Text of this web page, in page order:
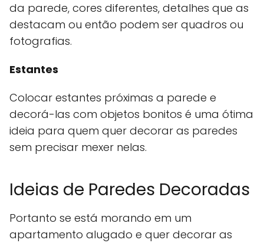
da parede, cores diferentes, detalhes que as
destacam ou então podem ser quadros ou
fotografias.
Estantes
Colocar estantes próximas a parede e
decorá-las com objetos bonitos é uma ótima
ideia para quem quer decorar as paredes
sem precisar mexer nelas.
Ideias de Paredes Decoradas
Portanto se está morando em um
apartamento alugado e quer decorar as